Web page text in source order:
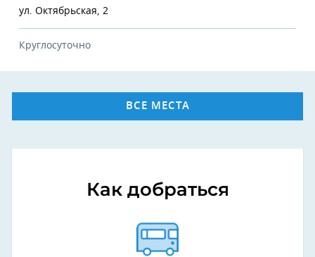
ул. Октябрьская, 2
Круглосуточно
ВСЕ МЕСТА
Как добраться